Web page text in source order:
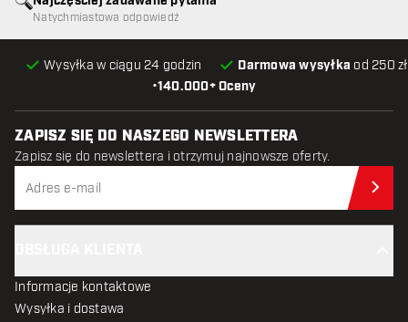
•140.000+ Oceny
Wysyłka w ciągu 24 godzin Darmowa wysyłka od 250
Natychmiastowa odpowiedź
ZAPISZ SIĘ DO NASZEGO NEWSLETTERA
Zapisz się do newslettera i otrzymuj najnowsze oferty.
Informacje kontaktowe
Wysyłka i dostawa